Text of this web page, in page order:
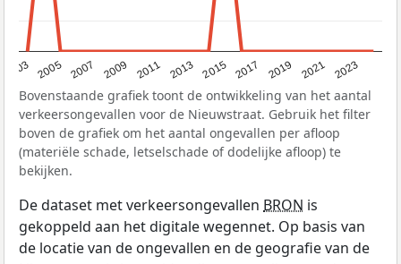
2003 2005 2007 2009 2011 2013 2015 2017 2019 2021 2023
Bovenstaande grafiek toont de ontwikkeling van het aantal
verkeersongevallen voor de Nieuwstraat. Gebruik het filter
boven de grafiek om het aantal ongevallen per afloop
(materiële schade, letselschade of dodelijke afloop) te
bekijken.
De dataset met verkeersongevallen BRON is
gekoppeld aan het digitale wegennet. Op basis van
de locatie van de ongevallen en de geografie van de